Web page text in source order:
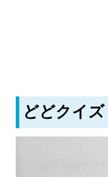
どどクイズ